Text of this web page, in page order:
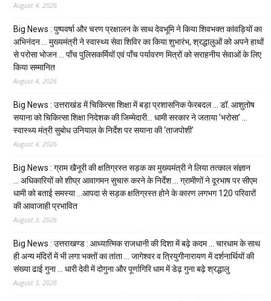
August 4, 2026
Big News : पुष्पवर्षा और चरण प्रक्षालन के साथ देवभूमि ने किया शिवभक्त कांवड़ियों का
अभिनंदन … मुख्यमंत्री ने स्वास्थ्य सेवा शिविर का किया शुभारंभ, श्रद्धालुओं को अपने हाथों
से परोसा भोजन … पाँच पुलिसकर्मियों एवं पाँच पर्यावरण मित्रों को सराहनीय सेवाओं के लिए
किया सम्मानित
August 4, 2026
Big News : उत्तराखंड में चिकित्सा शिक्षा में बड़ा प्रशासनिक फेरबदल … डॉ. आशुतोष
सयाना को चिकित्सा शिक्षा निदेशक की जिम्मेदारी… धामी सरकार ने जताया ‘भरोसा’ …
स्वास्थ्य मंत्री सुबोध उनियाल के निर्देश पर सयाना की ‘ताजपोशी’
August 4, 2026
Big News : ग्राम खैनूरी की क्षतिग्रस्त सड़क का मुख्यमंत्री ने लिया तत्काल संज्ञान
… अधिकारियों को शीघ्र आवागमन सुचारु करने के निर्देश … ग्रामीणों ने दूरभाष पर सीएम
धामी को बताई समस्या …आपदा से सड़क क्षतिग्रस्त होने के कारण लगभग 120 परिवारों
की आवाजाही प्रभावित
August 3, 2026
Big News : उत्तराखण्ड : आध्यात्मिक राजधानी की दिशा में बढ़े कदम … चारधाम के साथ
ही अन्य मंदिरों में भी लगा भक्तों का तांता … जागेश्वर व त्रियुगीनारायण में दर्शनार्थियों की
संख्या ढाई गुना … धारी देवी में दोगुना और पूर्णागिरि धाम में डेढ़ गुना बढ़े श्रद्धालु
August 3, 2026